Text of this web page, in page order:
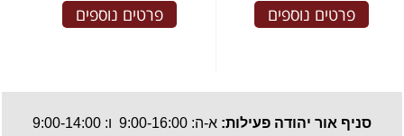
פרטים נוספים
פרטים נוספים
סניף אור יהודה פעילות: א-ה: 9:00-16:00 ו: 9:00-14:00